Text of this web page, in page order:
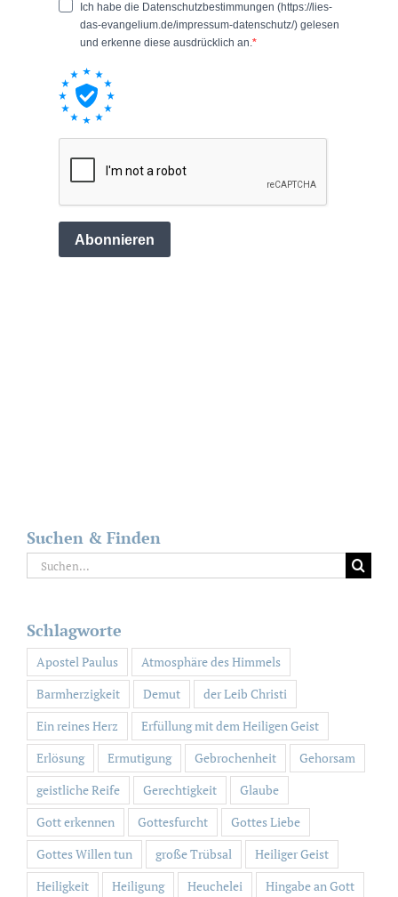
Suchen & Finden
Suche
nach:
Schlagworte
Apostel Paulus
Atmosphäre des Himmels
Barmherzigkeit
Demut
der Leib Christi
Ein reines Herz
Erfüllung mit dem Heiligen Geist
Erlösung
Ermutigung Gebrochenheit
Gehorsam
geistliche Reife
Gerechtigkeit
Glaube
Gott erkennen
Gottesfurcht
Gottes Liebe
Gottes Willen tun
große Trübsal
Heiliger Geist
Heiligkeit
Heiligung Heuchelei
Hingabe an Gott